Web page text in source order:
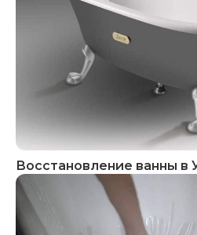
Восстановление ванны в